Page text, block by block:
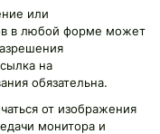
или
в любой форме может
на
обязательна.
от изображения
монитора и